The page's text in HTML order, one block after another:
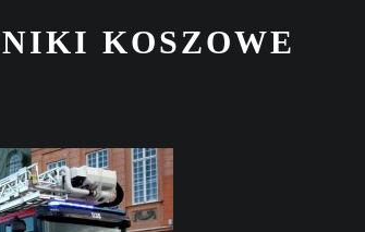
KOSZOWE